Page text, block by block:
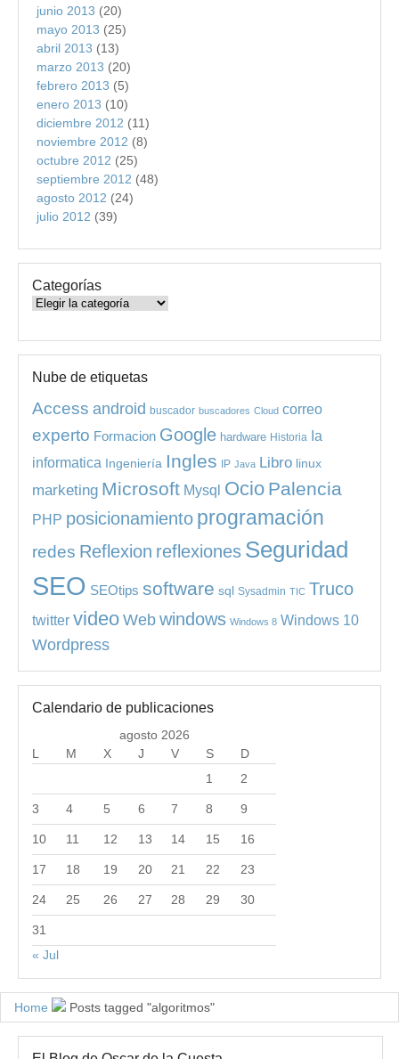
junio 2013 (20)
mayo 2013 (25)
abril 2013 (13)
marzo 2013 (20)
febrero 2013 (5)
enero 2013 (10)
diciembre 2012 (11)
noviembre 2012 (8)
octubre 2012 (25)
septiembre 2012 (48)
agosto 2012 (24)
julio 2012 (39)
Categorías
Categorías
Nube de etiquetas
Access android buscador buscadores Cloud correo
experto Formacion Google hardware Historia Ia
informatica Ingeniería Ingles IP Java Libro linux
marketing Microsoft Mysql Ocio Palencia
PHP posicionamiento programación
redes Reflexion reflexiones Seguridad
SEO SEOtips software sql Sysadmin TIC Truco
twitter video Web windows Windows 8 Windows 10
Wordpress
Calendario de publicaciones
agosto 2026
L
M X J V S
D
1
2
3 4 5 6 7 8 9
10 11 12 13 14 15 16
17 18 19 20 21 22 23
24 25 26 27 28 29 30
31
« Jul
Home Posts tagged "algoritmos"